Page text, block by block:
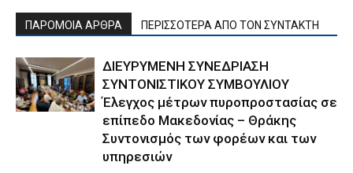
ΠΑΡΟΜΟΙΑ ΑΡΘΡΑ ΠΕΡΙΣΣΟΤΕΡΑ ΑΠΟ ΤΟΝ ΣΥΝΤΑΚΤΗ
ΔΙΕΥΡΥΜΕΝΗ ΣΥΝΕΔΡΙΑΣΗ
ΣΥΝΤΟΝΙΣΤΙΚΟΥ ΣΥΜΒΟΥΛΙΟΥ
Έλεγχος μέτρων πυροπροστασίας σε
επίπεδο Μακεδονίας – Θράκης
Συντονισμός των φορέων και των
υπηρεσιών